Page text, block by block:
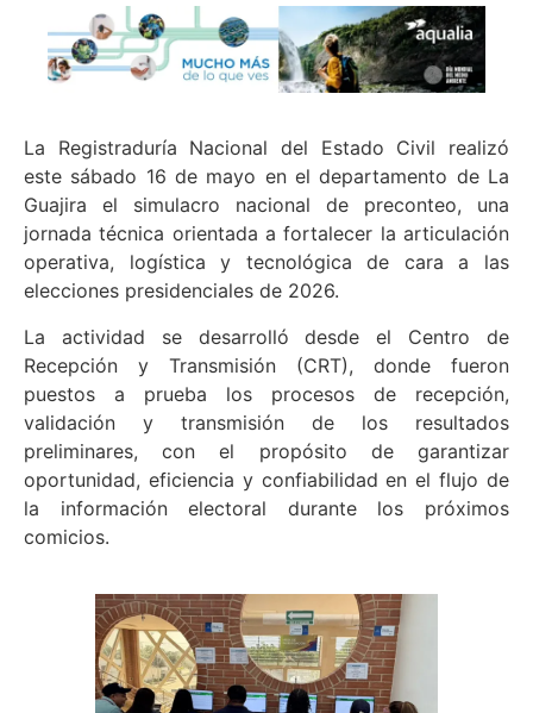
La Registraduría Nacional del Estado Civil realizó
este sábado 16 de mayo en el departamento de La
Guajira el simulacro nacional de preconteo, una
jornada técnica orientada a fortalecer la articulación
operativa, logística y tecnológica de cara a las
elecciones presidenciales de 2026.
La actividad se desarrolló desde el Centro de
Recepción y Transmisión (CRT), donde fueron
puestos a prueba los procesos de recepción,
validación y transmisión de los resultados
preliminares, con el propósito de garantizar
oportunidad, eficiencia y confiabilidad en el flujo de
la información electoral durante los próximos
comicios.